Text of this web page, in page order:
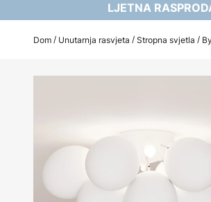
LJETNA
Dom Unutarnja rasvjeta Stropna svjetla
images